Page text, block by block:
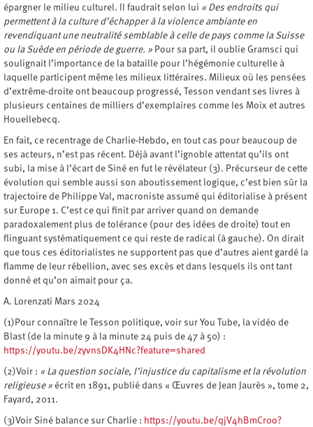
épargner le milieu culturel. Il faudrait selon lui « Des endroits qui
permettent à la culture d’échapper à la violence ambiante en
revendiquant une neutralité semblable à celle de pays comme la Suisse
ou la Suède en période de guerre. » Pour sa part, il oublie Gramsci qui
soulignait l’importance de la bataille pour l’hégémonie culturelle à
laquelle participent même les milieux littéraires. Milieux où les pensées
d’extrême-droite ont beaucoup progressé, Tesson vendant ses livres à
plusieurs centaines de milliers d’exemplaires comme les Moix et autres
Houellebecq.
En fait, ce recentrage de Charlie-Hebdo, en tout cas pour beaucoup de
ses acteurs, n’est pas récent. Déjà avant l’ignoble attentat qu’ils ont
subi, la mise à l’écart de Siné en fut le révélateur (3). Précurseur de cette
évolution qui semble aussi son aboutissement logique, c’est bien sûr la
trajectoire de Philippe Val, macroniste assumé qui éditorialise à présent
sur Europe 1. C’est ce qui finit par arriver quand on demande
paradoxalement plus de tolérance (pour des idées de droite) tout en
flinguant systématiquement ce qui reste de radical (à gauche). On dirait
que tous ces éditorialistes ne supportent pas que d’autres aient gardé la
flamme de leur rébellion, avec ses excès et dans lesquels ils ont tant
donné et qu’on aimait pour ça.
A. Lorenzati Mars 2024
(1)Pour connaître le Tesson politique, voir sur You Tube, la vidéo de
Blast (de la minute 9 à la minute 24 puis de 47 à 50) :
https://youtu.be/zyvnsDK4HNc?feature=shared
(2)Voir : « La question sociale, l’injustice du capitalisme et la révolution
religieuse » écrit en 1891, publié dans « Œuvres de Jean Jaurès », tome 2,
Fayard, 2011.
(3)Voir Siné balance sur Charlie : https://youtu.be/qjV4hBmCr0o?